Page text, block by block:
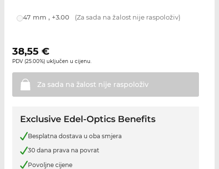
47 mm , +3.00 (Za sada na žalost nije raspoloživ)
38,55€
PDV (25.00%) uključen u cijenu.
Za sada na žalost nije raspoloživ
Exclusive Edel-Optics Benefits
Besplatna dostava u oba smjera
30 dana prava na povrat
Povoljne cijene